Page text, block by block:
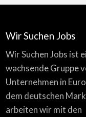
Wir Suchen Jobs
Wir Suchen Jobs ist
wachsende Gruppe
Unternehmen in
dem deutschen
arbeiten wir mit den